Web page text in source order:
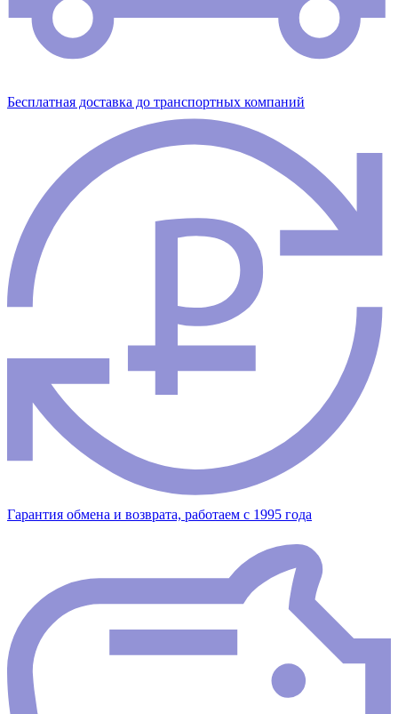
Бесплатная доставка до транспортных компаний
Гарантия обмена и возврата, работаем с 1995 года